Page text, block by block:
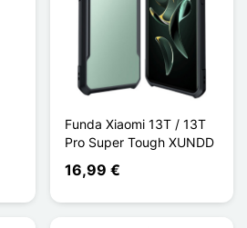
Funda Xiaomi 13T / 13T
Pro Super Tough XUNDD
16,99 €